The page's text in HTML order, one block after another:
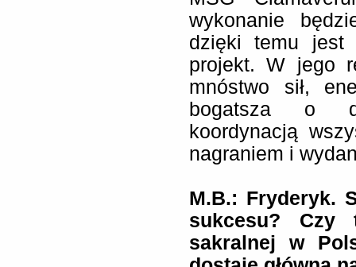
wykonanie
dzięki temu jest
projekt. W jego
mnóstwo sił,
bogatsza o
koordynacją
nagraniem i
M.B.: Fryderyk.
sukcesu?
sakralnej w